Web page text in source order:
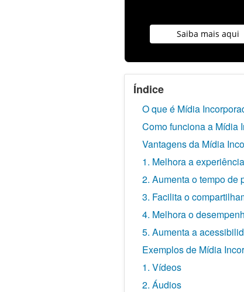
Saiba mais aqui
Índice
O que é Mídia
Como funciona a Mídia
Vantagens da Mídia
1. Melhora a
2. Aumenta o tempo de
3. Facilita o
4. Melhora o
5. Aumenta a
Exemplos de Mídia
1. Vídeos
2. Áudios